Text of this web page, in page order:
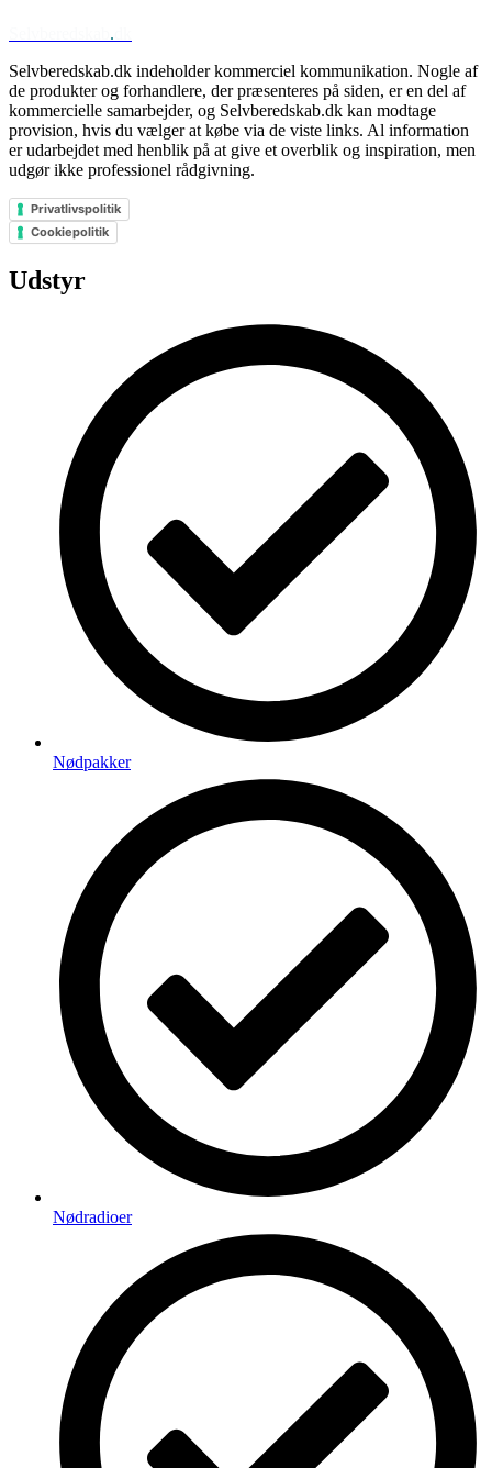
.
Selvberedskab.dk indeholder kommerciel kommunikation. Nogle af
de produkter og forhandlere, der præsenteres på siden, er en del af
kommercielle samarbejder, og Selvberedskab.dk kan modtage
provision, hvis du vælger at købe via de viste links. Al information
er udarbejdet med henblik på at give et overblik og inspiration, men
udgør ikke professionel rådgivning.
Privatlivspolitik
Cookiepolitik
Udstyr
Nødpakker
Nødradioer